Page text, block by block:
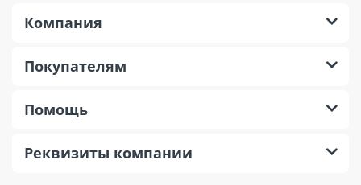
Компания
Покупателям
Помощь
Реквизиты компании